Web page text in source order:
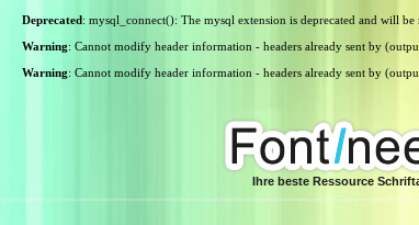
Deprecated: mysql_connect(): The mysql extension is deprecated and will
Warning: Cannot modify header information - headers already sent by
Warning: Cannot modify header information - headers already sent by
Ihre beste Ressource